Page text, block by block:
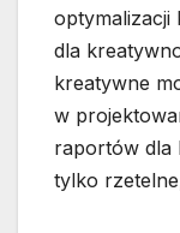
dla
kreatywne
w
raportów dla
tylko